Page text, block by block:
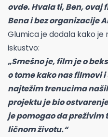
ovde. Hvala ti, Ben, ovaj
Bena i bez organizacije
Glumica je dodala kako je
iskustvo:
„Smešno je, film je o
o tome kako nas filmovi
najtežim trenucima
projektu je bio
je pomogao da preživim
ličnom životu.“